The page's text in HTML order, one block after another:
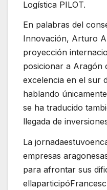
Logística PILOT.
En palabras del
Innovación, Arturo
proyección
posicionar a Aragón
excelencia en el sur
hablando
se ha traducido
llegada de
La
empresas
para afrontar sus